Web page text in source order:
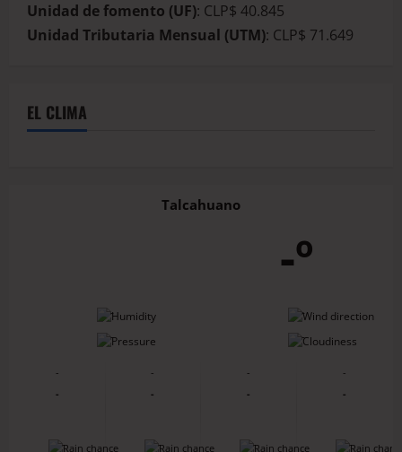
Unidad de fomento (UF): CLP$ 40.845
Unidad Tributaria Mensual (UTM): CLP$ 71.649
EL CLIMA
Talcahuano
-º
-
-
-
-
-
-
-
-
-
-
-
-
-
-
-
-